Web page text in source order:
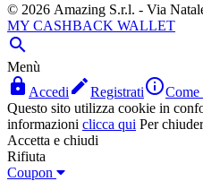
© 2026 Amazing S.r.l. - Via
MY CASHBACK WALLET

Menù
 Accedi Registrati
Questo sito utilizza cookie in
informazioni clicca qui Per
Accetta e chiudi
Rifiuta
Coupon